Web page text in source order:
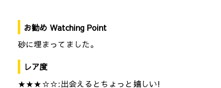
お勧め Watching Point
砂に埋まってました。
レア度
★★★☆☆:出会えるとちょっと嬉しい!